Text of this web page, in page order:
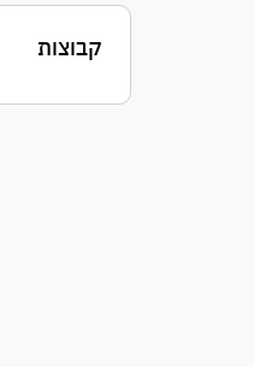
קבוצות